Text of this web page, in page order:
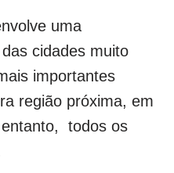
uma
cidades muito
importantes
região próxima, em
todos os